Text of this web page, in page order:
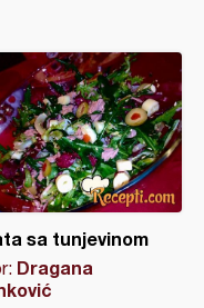
sa tunjevinom
Dragana